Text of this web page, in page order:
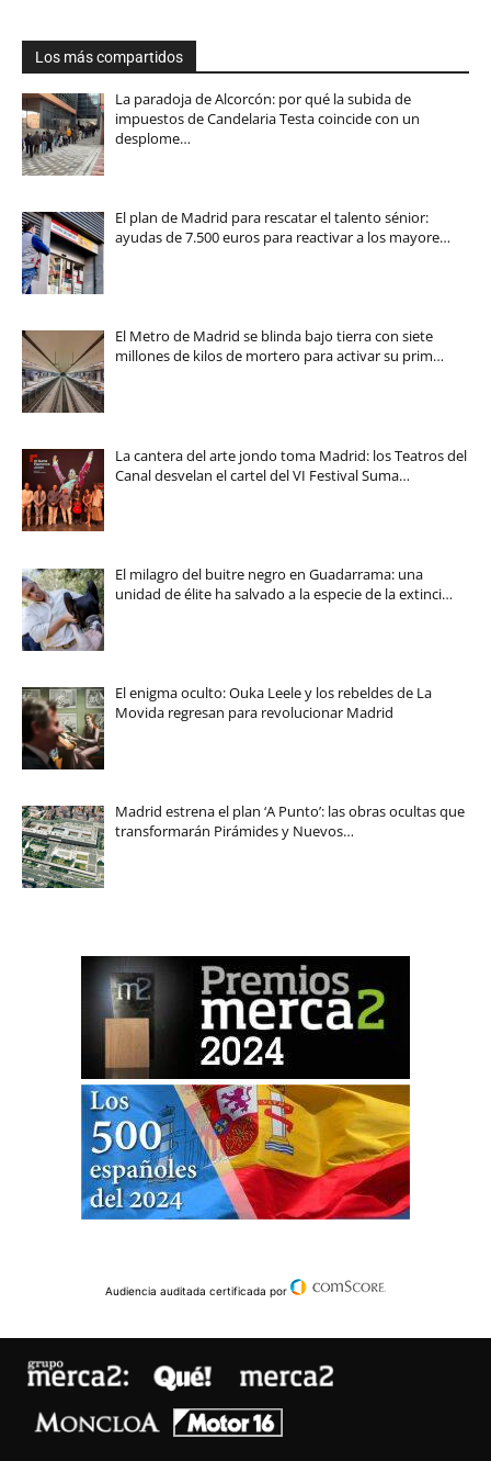
Los más compartidos
La paradoja de Alcorcón: por qué la subida de
impuestos de Candelaria Testa coincide con un
desplome…
El plan de Madrid para rescatar el talento sénior:
ayudas de 7.500 euros para reactivar a los mayore…
El Metro de Madrid se blinda bajo tierra con siete
millones de kilos de mortero para activar su prim…
La cantera del arte jondo toma Madrid: los Teatros del
Canal desvelan el cartel del VI Festival Suma…
El milagro del buitre negro en Guadarrama: una
unidad de élite ha salvado a la especie de la extinci…
El enigma oculto: Ouka Leele y los rebeldes de La
Movida regresan para revolucionar Madrid
Madrid estrena el plan ‘A Punto’: las obras ocultas que
transformarán Pirámides y Nuevos…
Audiencia auditada certificada por